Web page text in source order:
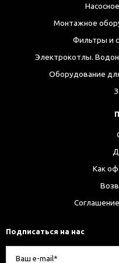
Монтажное
Фильтры и
Электрокотлы.
Оборудование
Как
Подписаться на нас